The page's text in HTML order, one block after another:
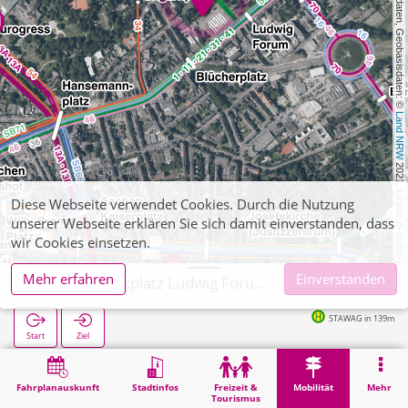
, Kartendaten, Geobasisdaten: ©
Land NRW
2021, Lizenz
dl-de/by-2-0
Fahrplanauskunft Stadtinfos
Freizeit &
Tourismus
Mobilität Mehr
Start Ziel
STAWAG in 139m
Mobilität APAG-Parkhäuser Aachen, Parkplatz Ludwig Forum (APAG)
Diese Webseite verwendet Cookies. Durch die Nutzung
unserer Webseite erklären Sie sich damit einverstanden, dass
wir Cookies einsetzen.
Mehr erfahren
Einverstanden